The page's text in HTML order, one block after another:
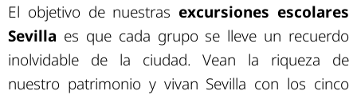
El objetivo de nuestras excursiones escolares
Sevilla es que cada grupo se lleve un recuerdo
inolvidable de la ciudad. Vean la riqueza de
nuestro patrimonio y vivan Sevilla con los cinco